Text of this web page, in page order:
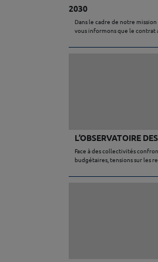
2030
Dans le cadre de notre
vous informons que le contrat
L’OBSERVATOIRE
Face à des collectivités
budgétaires, tensions sur les